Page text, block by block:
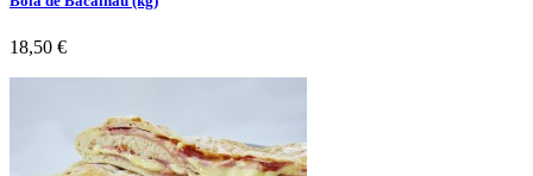
Preço
18,50 €